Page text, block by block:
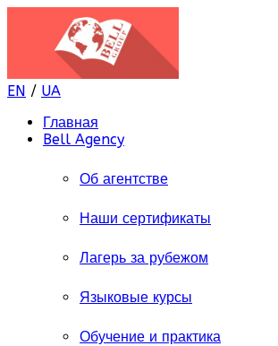
EN / UA
Главная
Bell Agency
Об агентстве
Наши сертификаты
Лагерь за рубежом
Языковые курсы
Обучение и практика